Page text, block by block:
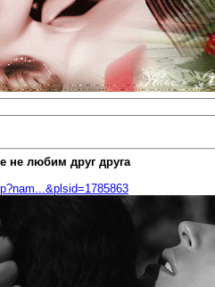
не любим друг друга